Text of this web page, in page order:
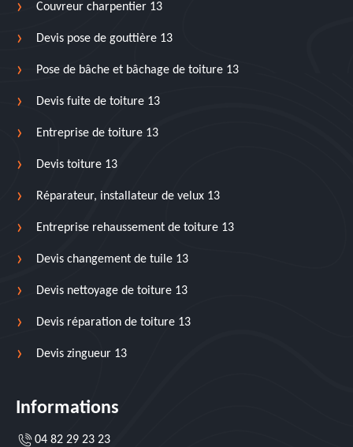
Couvreur charpentier 13
Devis pose de gouttière 13
Pose de bâche et bâchage de toiture 13
Devis fuite de toiture 13
Entreprise de toiture 13
Devis toiture 13
Réparateur, installateur de velux 13
Entreprise rehaussement de toiture 13
Devis changement de tuile 13
Devis nettoyage de toiture 13
Devis réparation de toiture 13
Devis zingueur 13
Informations
04 82 29 23 23